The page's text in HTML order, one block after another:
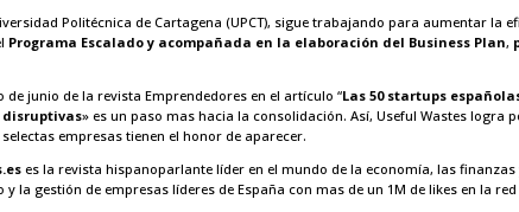
Politécnica de Cartagena (UPCT), sigue trabajando para aumentar la
Programa Escalado y acompañada en la elaboración del Business Plan,
de junio de la revista Emprendedores en el artículo “Las 50 startups
disruptivas» es un paso mas hacia la consolidación. Así, Useful Wastes
empresas tienen el honor de aparecer.
es la revista hispanoparlante líder en el mundo de la economía, las
la gestión de empresas líderes de España con mas de un 1M de likes en la